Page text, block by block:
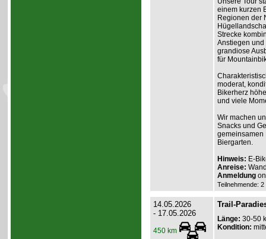
einem kurzen
Regionen der
Strecke
Anstiegen
grandiose
für
moderat,
Bikerherz
und viele
Wir machen
Snacks und
gemeinsamen
Biergarten.
Hinweis: E-
Anreise:
Anmeldung
Teilnehmende:
14.05.2026
- 17.05.2026
450 km
Trail-
Länge: 30-50
Kondition: